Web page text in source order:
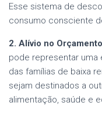
Esse sistema de
consumo consciente
2. Alívio no
pode representar uma
das famílias de baixa
sejam destinados a
alimentação, saúde e